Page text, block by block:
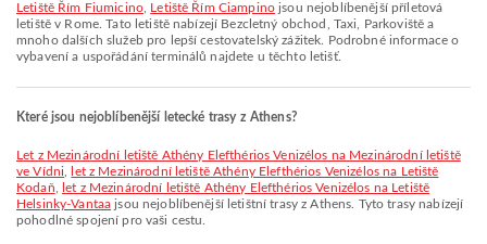
Letiště Řím Fiumicino, Letiště Řím Ciampino jsou nejoblíbenější příletová
letiště v Rome. Tato letiště nabízejí Bezcletný obchod, Taxi, Parkoviště a
mnoho dalších služeb pro lepší cestovatelský zážitek. Podrobné informace o
vybavení a uspořádání terminálů najdete u těchto letišť.
Které jsou nejoblíbenější letecké trasy z Athens?
let z Mezinárodní letiště Athény Elefthérios Venizélos na Mezinárodní letiště
ve Vídni
let z Mezinárodní letiště Athény Elefthérios Venizélos na Letiště
Kodaň
let z Mezinárodní letiště Athény Elefthérios Venizélos na Letiště
Helsinky-Vantaa jsou nejoblíbenější letištní trasy z Athens. Tyto trasy nabízejí
pohodlné spojení pro vaši cestu.